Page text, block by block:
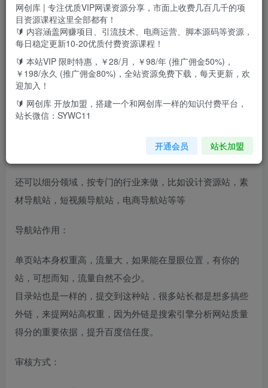
一、课程介绍
导航站顾名思义就是收集各类网站，并将他们整合起来，方
还可以细分领域，按专门的行业来做，比如设计资源站，素
材导航站，短视频导航站，电商导航站等等
导航站作用：
单页站本身权重高，流量大，如果能在显眼位置，有你的
站，可想而知，流量自然不会少。
目录站也是一样的，提交到这种站，很多站长都是想多搞些
外链，来提网站高权重，因为外链是搜索引擎分析网站质量
得分的重要依据，提升百度信任度。
审核方式：
网创库 | 专注优质VIP网课资源分享，市面上收费几百几千的项
目资源课程这里全部都有！
🔰 内容涵盖网赚项目、引流技术、电商运营、脚本源码等资源，
每日稳定更新10-20优质付费资源课程！
🔰 本站VIP 限时特惠，￥28/月，￥98/年 (推广佣金50%)，
￥198/永久 (推广佣金80%)，全站资源免费下载，每天更新，欢
迎加入！
🔰 网创库 开放加盟，搭建一个和网创库一样的知识付费平台，
站长微信：SYWC11
开通会员 站长加盟